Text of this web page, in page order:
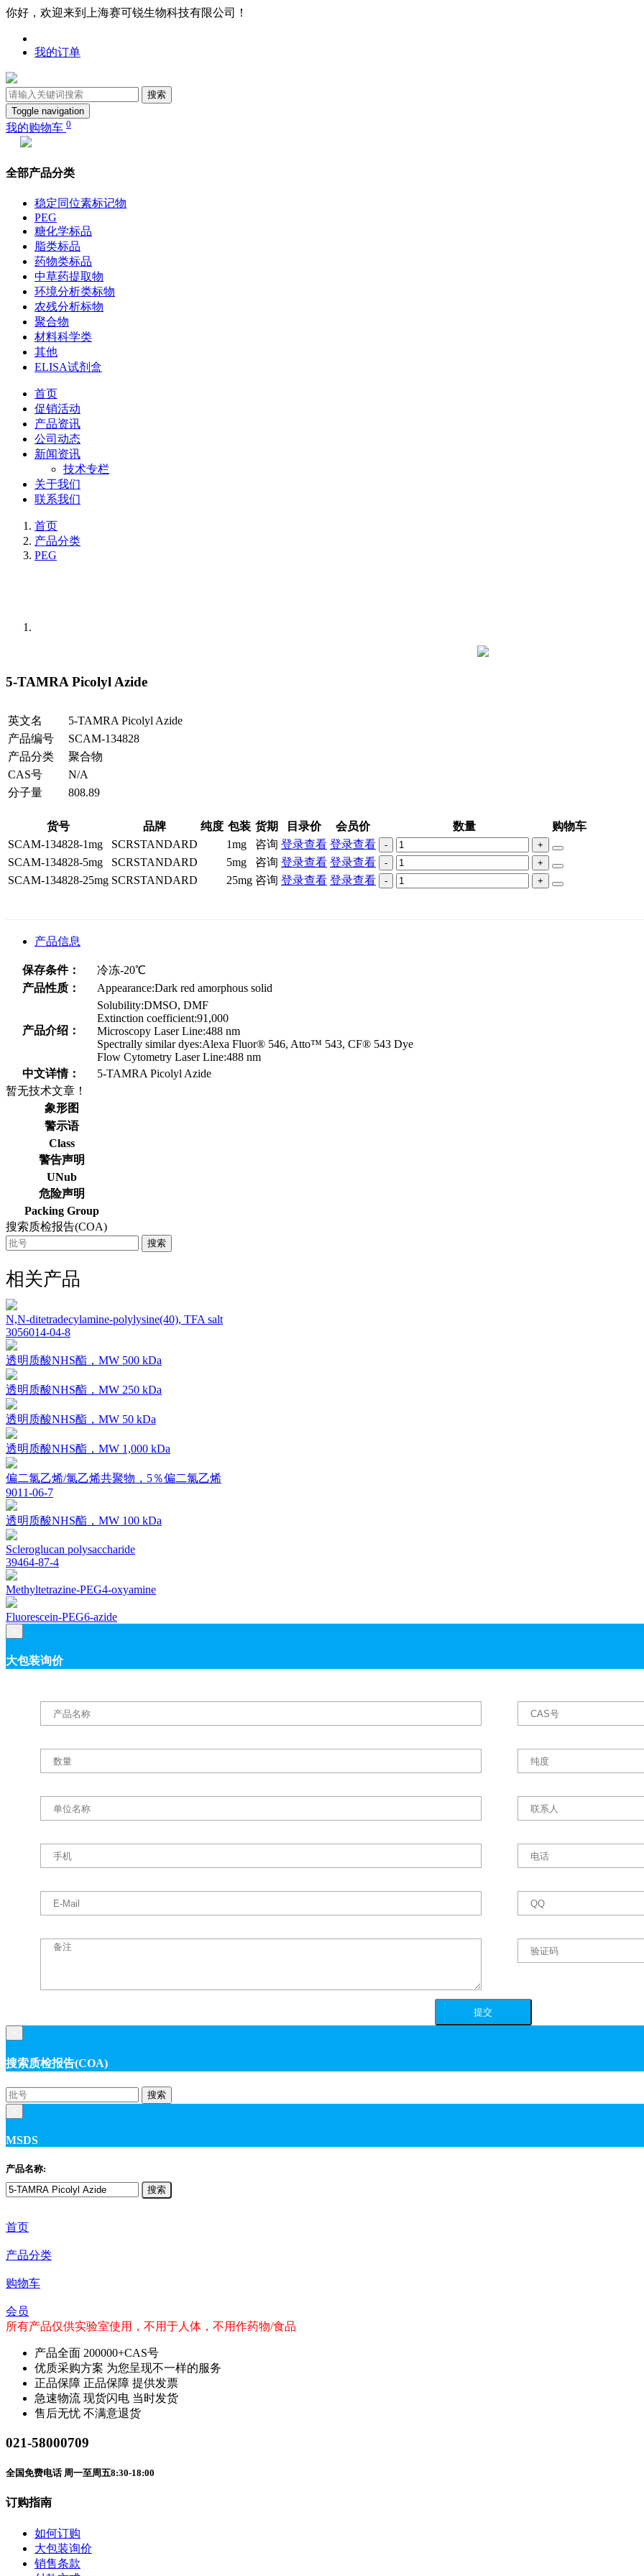
你好，欢迎来到上海赛可锐生物科技有限公司！
我的订单
搜索
Toggle navigation
我的购物车 0
全部产品分类
稳定同位素标记物
PEG
糖化学标品
脂类标品
药物类标品
中草药提取物
环境分析类标物
农残分析标物
聚合物
材料科学类
其他
ELISA试剂盒
首页
促销活动
产品资讯
公司动态
新闻资讯
技术专栏
关于我们
联系我们
首页
产品分类
PEG
5-TAMRA Picolyl Azide
英文名
5-TAMRA Picolyl Azide
产品编号
SCAM-134828
产品分类
聚合物
CAS号
N/A
分子量
808.89
货号 品牌 纯度 包装 货期 目录价 会员价 数量
购物车
SCAM-134828-1mg
SCRSTANDARD 1mg 咨询 登录查看 登录查看 - +
SCAM-134828-5mg SCRSTANDARD 5mg 咨询 登录查看 登录查看 - +
SCAM-134828-25mg SCRSTANDARD 25mg 咨询 登录查看 登录查看 - +
产品信息
保存条件：
冷冻-20℃
产品性质：
Appearance:Dark red amorphous solid
产品介绍：
Solubility:DMSO, DMF
Extinction coefficient:91,000
Microscopy Laser Line:488 nm
Spectrally similar dyes:Alexa Fluor® 546, Atto™ 543, CF® 543 Dye
Flow Cytometry Laser Line:488 nm
中文详情：
5-TAMRA Picolyl Azide
暂无技术文章！
象形图
警示语
Class
警告声明
UNub
危险声明
Packing Group
搜索质检报告(COA)
搜索
相关产品
N,N-ditetradecylamine-polylysine(40), TFA salt
3056014-04-8
透明质酸NHS酯，MW 500 kDa
透明质酸NHS酯，MW 250 kDa
透明质酸NHS酯，MW 50 kDa
透明质酸NHS酯，MW 1,000 kDa
偏二氯乙烯/氯乙烯共聚物，5％偏二氯乙烯
9011-06-7
透明质酸NHS酯，MW 100 kDa
Scleroglucan polysaccharide
39464-87-4
Methyltetrazine-PEG4-oxyamine
Fluorescein-PEG6-azide
大包装询价
搜索质检报告(COA)
搜索
MSDS
产品名称:
搜索
首页
产品分类
购物车
会员
所有产品仅供实验室使用，不用于人体，不用作药物/食品
产品全面 200000+CAS号
优质采购方案 为您呈现不一样的服务
正品保障 正品保障 提供发票
急速物流 现货闪电 当时发货
售后无忧 不满意退货
021-58000709
全国免费电话 周一至周五8:30-18:00
订购指南
如何订购
大包装询价
销售条款